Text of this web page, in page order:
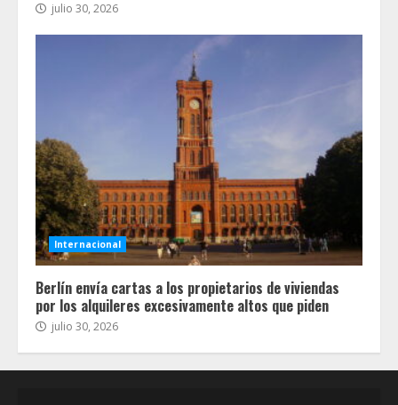
julio 30, 2026
Internacional
Berlín envía cartas a los propietarios de viviendas
por los alquileres excesivamente altos que piden
julio 30, 2026